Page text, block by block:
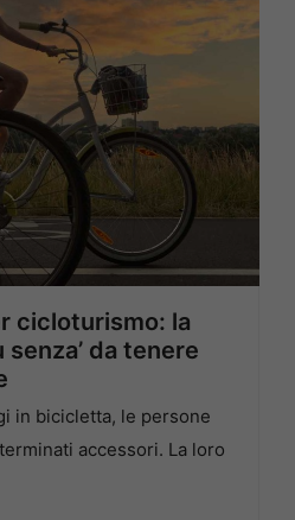
cicloturismo: la
senza’ da tenere
in bicicletta, le persone
accessori. La loro